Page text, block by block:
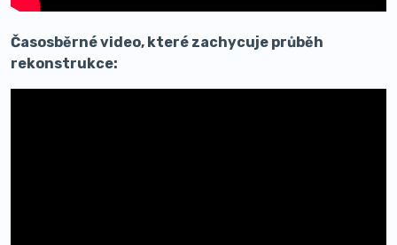
Časosběrné video, které zachycuje průběh
rekonstrukce: